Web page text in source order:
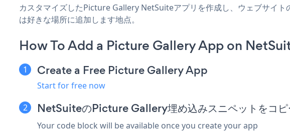
カスタマイズしたPicture Gallery NetSuiteアプリを作成し、ウェブサイ
は好きな場所に追加します地点。
How To Add a Picture Gallery App on
Create a Free Picture Gallery App
Start for free now
NetSuiteのPicture Gallery埋め込みスニペットをコピ
Your code block will be available once you create your app